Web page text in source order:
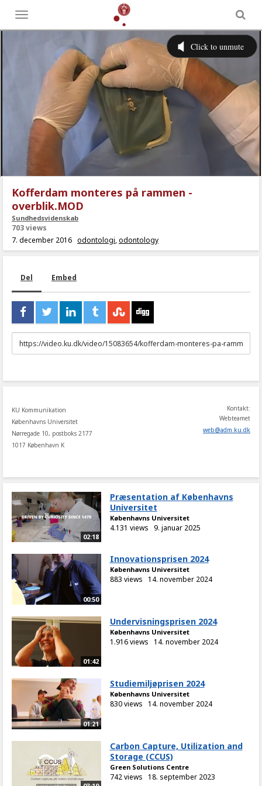
Toggle
menu
Kofferdam monteres på rammen -
overblik.MOD
Sundhedsvidenskab
703 views
7. december 2016 odontologi,odontology
Del Embed
URL
to
KU Kommunikation
Københavns Universitet
Nørregade 10, postboks 2177
1017 København K
Kontakt:
Webteamet
web@adm.ku.dk
02:18
Præsentation af Københavns
Universitet
Københavns Universitet
4.131 views 9. januar 2025
00:50
Innovationsprisen 2024
Københavns Universitet
883 views 14. november 2024
01:42
Undervisningsprisen 2024
Københavns Universitet
1.916 views 14. november 2024
01:21
Studiemiljøprisen 2024
Københavns Universitet
830 views 14. november 2024
Carbon Capture, Utilization and
Storage (CCUS)
Green Solutions Centre
742 views 18. september 2023